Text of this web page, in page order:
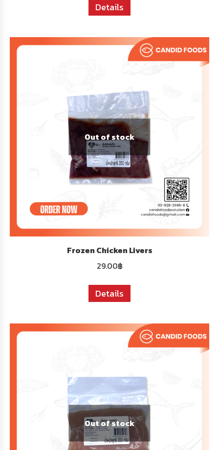
Details
Out of stock
Frozen Chicken Livers
29.00฿
Details
Out of stock